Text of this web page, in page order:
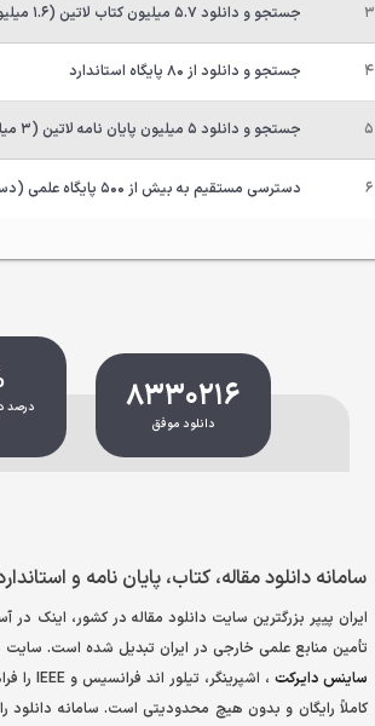
3 جستجو و دانلود 5.7 میلیون کتاب لاتین (1.6 میلیون کتاب بصورت رایگان و دانلود نامحدود)
4 جستجو و دانلود از 80 پایگاه استاندارد
5 جستجو و دانلود 5 میلیون پایان نامه لاتین (3 میلیون پایان نامه بصورت رایگان و دانلود نامحدود)
6 دسترسی مستقیم به بیش از 500 پایگاه علمی (دسترسی مستقیم رایگان به JCR و FirstSearch)
8330216
دانلود موفق
درصد
سامانه دانلود مقاله، کتاب، پایان نامه و
ایران پیپر بزرگترین سایت دانلود مقاله در کشور، اینک
تأمین منابع علمی خارجی در ایران تبدیل شده است. سایت
ساینس دایرکت
کاملاً رایگان و بدون هیچ محدودیتی است. سامانه دانلود